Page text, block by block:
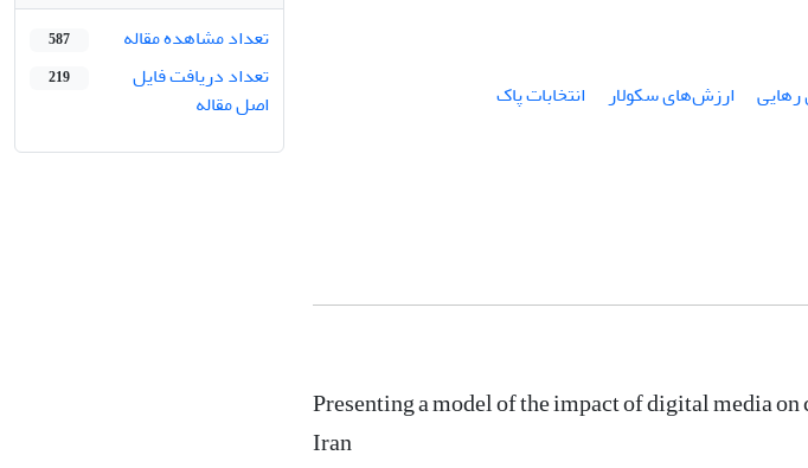
ارزش‌های سکولار
انتخابات پاک
Presenting a model of the impact of digital media
Iran
تعداد مشاهده مقاله
587
تعداد دریافت فایل
اصل مقاله
219